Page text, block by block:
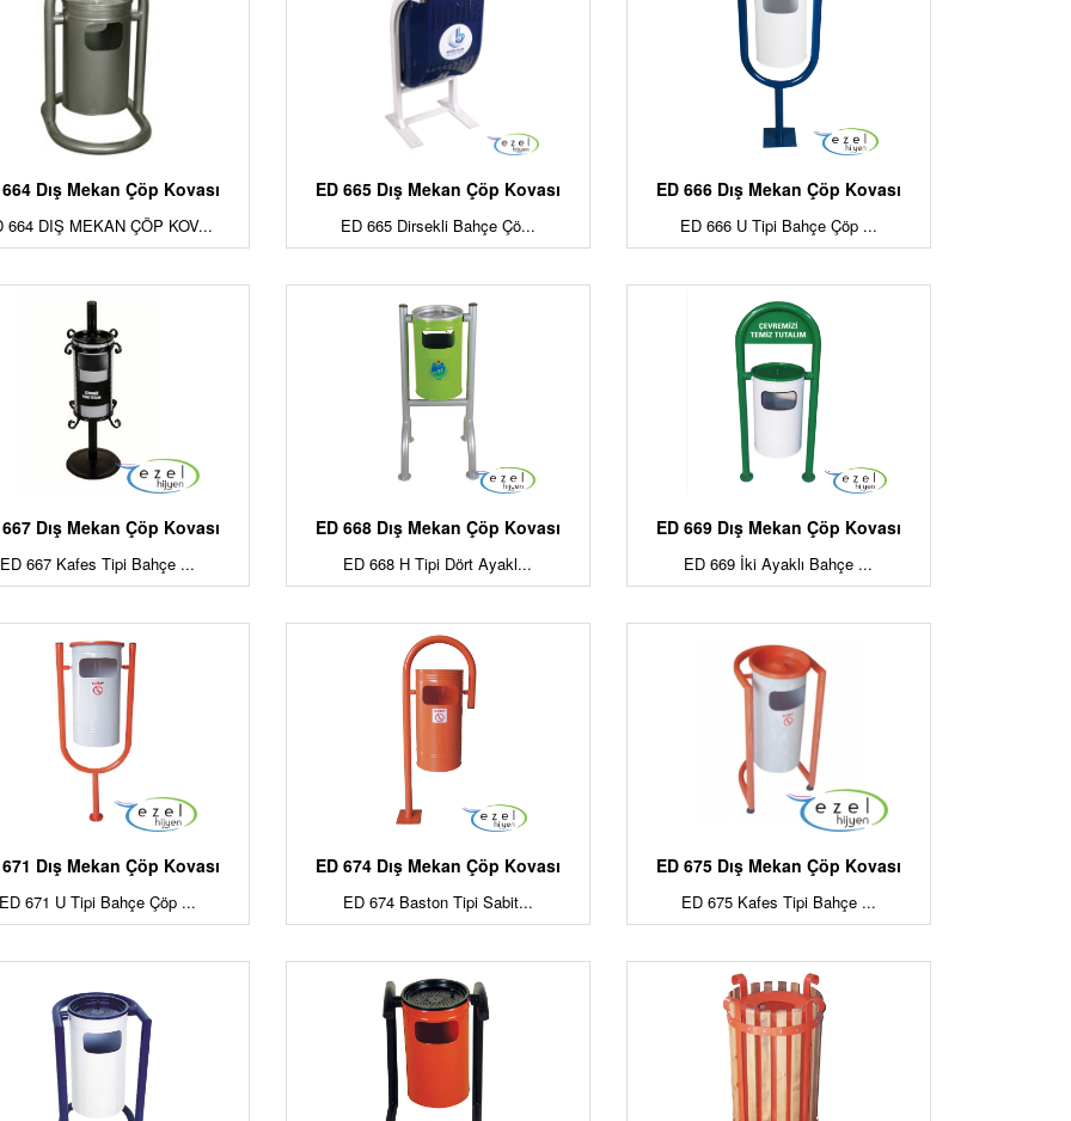
Dış Mekan Çöp Kovası
664 DIŞ MEKAN ÇÖP KOV...
ED 665 Dış Mekan Çöp Kovası
ED 665 Dirsekli Bahçe Çö...
ED 666 Dış Mekan Çöp Kovası
ED 666 U Tipi Bahçe Çöp ...
Dış Mekan Çöp Kovası
ED 667 Kafes Tipi Bahçe ...
ED 668 Dış Mekan Çöp Kovası
ED 668 H Tipi Dört Ayakl...
ED 669 Dış Mekan Çöp Kovası
ED 669 İki Ayaklı Bahçe ...
Dış Mekan Çöp Kovası
671 U Tipi Bahçe Çöp ...
ED 674 Dış Mekan Çöp Kovası
ED 674 Baston Tipi Sabit...
ED 675 Dış Mekan Çöp Kovası
ED 675 Kafes Tipi Bahçe ...